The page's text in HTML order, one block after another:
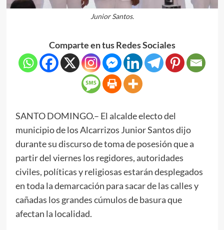
Junior Santos.
Comparte en tus Redes Sociales
SANTO DOMINGO.– El alcalde electo del
municipio de los Alcarrizos Junior Santos dijo
durante su discurso de toma de posesión que a
partir del viernes los regidores, autoridades
civiles, políticas y religiosas estarán desplegados
en toda la demarcación para sacar de las calles y
cañadas los grandes cúmulos de basura que
afectan la localidad.